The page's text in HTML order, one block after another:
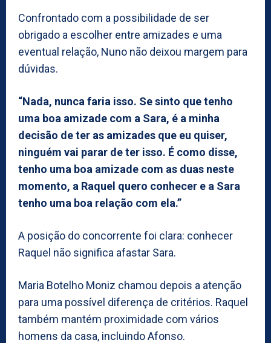
Confrontado com a possibilidade de ser
obrigado a escolher entre amizades e uma
eventual relação, Nuno não deixou margem para
dúvidas.
“Nada, nunca faria isso. Se sinto que tenho
uma boa amizade com a Sara, é a minha
decisão de ter as amizades que eu quiser,
ninguém vai parar de ter isso. É como disse,
tenho uma boa amizade com as duas neste
momento, a Raquel quero conhecer e a Sara
tenho uma boa relação com ela.”
A posição do concorrente foi clara: conhecer
Raquel não significa afastar Sara.
Maria Botelho Moniz chamou depois a atenção
para uma possível diferença de critérios. Raquel
também mantém proximidade com vários
homens da casa, incluindo Afonso.